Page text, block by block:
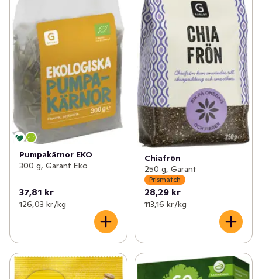
Pumpakärnor EKO
300 g, Garant Eko
37,81 kr
126,03 kr /kg
Chiafrön
250 g, Garant
Prismatch
28,29 kr
113,16 kr /kg